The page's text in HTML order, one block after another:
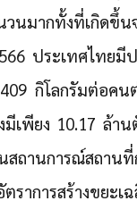
นมากทั้งที่เกิดขึ้น
ประเทศไทยมี
กิโลกรัมต่อค
มีเพียง 10.17
ถานการณ์สถา
ราการสร้างขยะ